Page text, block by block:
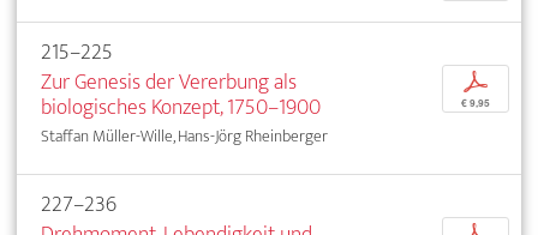
215–225
Zur Genesis der Vererbung als
biologisches Konzept, 1750–1900
Staffan Müller-Wille, Hans-Jörg Rheinberger
p
€ 9,95
227–236